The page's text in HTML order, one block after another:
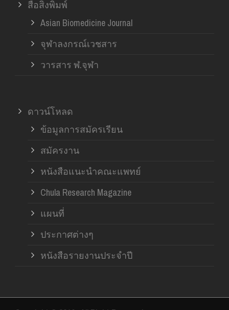
สื่อสิ่งพิมพ์
Asian Biomedicine Journal
จุฬาลงกรณ์เวชสาร
วารสาร ฬ.จุฬา
ดาวน์โหลด
ข้อมูลการสมัครเรียน
สมัครงาน
หนังสือแนะนำคณะแพทย์
Chula Research Magazine
แผนที่
ประกาศต่างๆ
หนังสือรายงานประจำปี